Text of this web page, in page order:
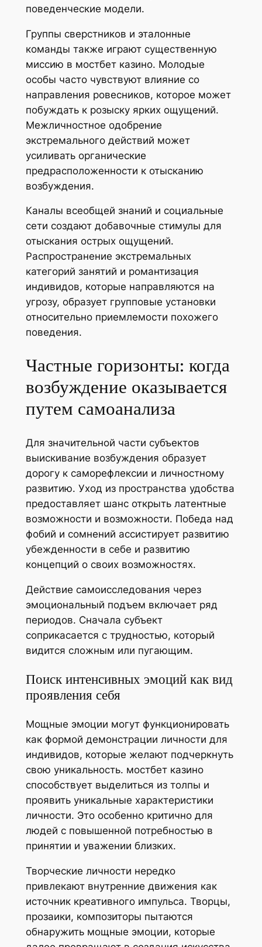
поведенческие модели.
Группы сверстников и эталонные
команды также играют существенную
миссию в мостбет казино. Молодые
особы часто чувствуют влияние со
направления ровесников, которое может
побуждать к розыску ярких ощущений.
Межличностное одобрение
экстремального действий может
усиливать органические
предрасположенности к отысканию
возбуждения.
Каналы всеобщей знаний и социальные
сети создают добавочные стимулы для
отыскания острых ощущений.
Распространение экстремальных
категорий занятий и романтизация
индивидов, которые направляются на
угрозу, образует групповые установки
относительно приемлемости похожего
поведения.
Частные горизонты: когда
возбуждение оказывается
путем самоанализа
Для значительной части субъектов
выискивание возбуждения образует
дорогу к саморефлексии и личностному
развитию. Уход из пространства удобства
предоставляет шанс открыть латентные
возможности и возможности. Победа над
фобий и сомнений ассистирует развитию
убежденности в себе и развитию
концепций о своих возможностях.
Действие самоисследования через
эмоциональный подъем включает ряд
периодов. Сначала субъект
соприкасается с трудностью, который
видится сложным или пугающим.
Поиск интенсивных эмоций как вид
проявления себя
Мощные эмоции могут функционировать
как формой демонстрации личности для
индивидов, которые желают подчеркнуть
свою уникальность. мостбет казино
способствует выделиться из толпы и
проявить уникальные характеристики
личности. Это особенно критично для
людей с повышенной потребностью в
принятии и уважении близких.
Творческие личности нередко
привлекают внутренние движения как
источник креативного импульса. Творцы,
прозаики, композиторы пытаются
обнаружить мощные эмоции, которые